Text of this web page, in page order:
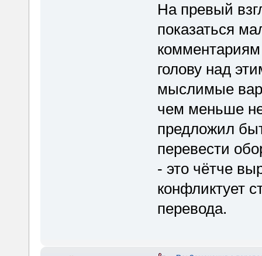
На превый
показаться
голову над
мыслимые
чем меньше
предложил
перевести
- это чётче
конфликтует
перевода.